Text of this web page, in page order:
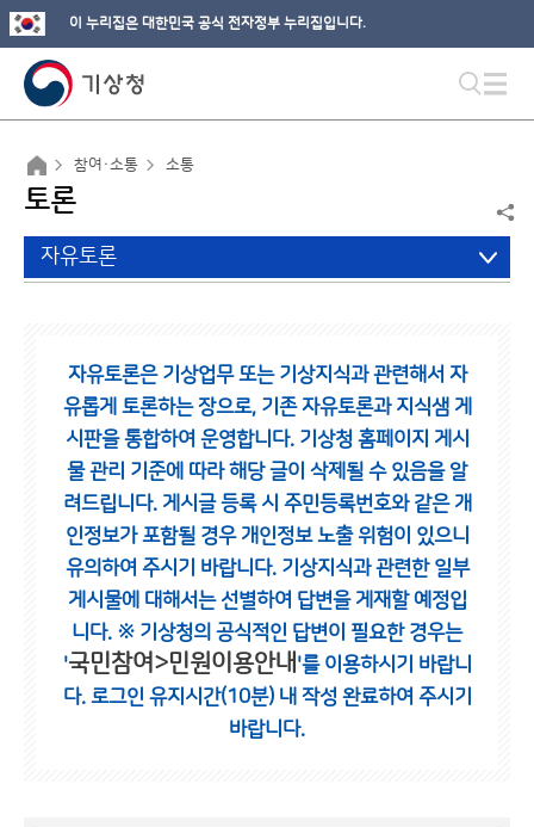
이 누리집은 대한민국 공식 전자정부 누리집입니다.
참여·소통 소통
토론
자유토론
자유토론은 기상업무 또는 기상지식과 관련해서 자
유롭게 토론하는 장으로, 기존 자유토론과 지식샘 게
시판을 통합하여 운영합니다. 기상청 홈페이지 게시
물 관리 기준에 따라 해당 글이 삭제될 수 있음을 알
려드립니다. 게시글 등록 시 주민등록번호와 같은 개
인정보가 포함될 경우 개인정보 노출 위험이 있으니
유의하여 주시기 바랍니다. 기상지식과 관련한 일부
게시물에 대해서는 선별하여 답변을 게재할 예정입
니다. ※ 기상청의 공식적인 답변이 필요한 경우는
'국민참여>민원이용안내 '를 이용하시기 바랍니
다. 로그인 유지시간(10분) 내 작성 완료하여 주시기
바랍니다.